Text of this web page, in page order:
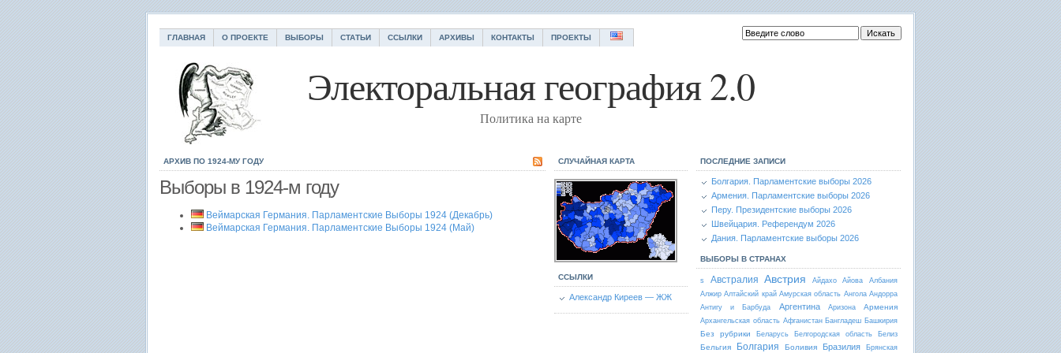
ГЛАВНАЯ О ПРОЕКТЕ ВЫБОРЫ СТАТЬИ ССЫЛКИ АРХИВЫ КОНТАКТЫ ПРОЕКТЫ
Электоральная география 2.0
Политика на карте
АРХИВ ПО 1924-МУ ГОДУ
Выборы в 1924-м году
Веймарская Германия. Парламентские Выборы 1924 (Декабрь)
Веймарская Германия. Парламентские Выборы 1924 (Май)
СЛУЧАЙНАЯ КАРТА
ССЫЛКИ
Александр Киреев — ЖЖ
ПОСЛЕДНИЕ ЗАПИСИ
Болгария. Парламентские выборы 2026
Армения. Парламентские выборы 2026
Перу. Президентские выборы 2026
Швейцария. Референдум 2026
Дания. Парламентские выборы 2026
ВЫБОРЫ В СТРАНАХ
s Австралия Австрия Айдахо Айова
Албания
Алжир Алтайский край Амурская область Ангола Андорра
Антигу и Барбуда
Аргентина Аризона Армения
Архангельская область Афганистан Бангладеш Башкирия
Без рубрики Беларусь Белгородская область Белиз
Бельгия Болгария Боливия Бразилия
Брянская